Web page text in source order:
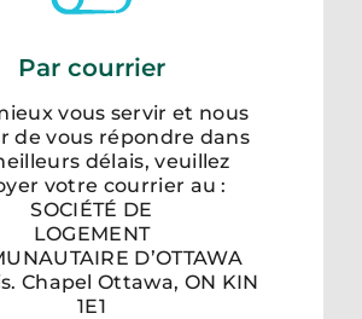
Par courrier
vous servir et nous
de vous répondre dans
délais, veuillez
votre courrier au :
SOCIÉTÉ DE
LOGEMENT
D’OTTAWA
Chapel Ottawa, ON KIN
1E1